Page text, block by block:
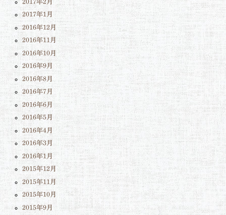
2017年2月
2017年1月
2016年12月
2016年11月
2016年10月
2016年9月
2016年8月
2016年7月
2016年6月
2016年5月
2016年4月
2016年3月
2016年1月
2015年12月
2015年11月
2015年10月
2015年9月